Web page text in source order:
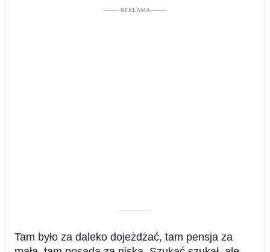
––––– REKLAMA –––––
––––––––––
Tam było za daleko dojeżdżać, tam pensja za